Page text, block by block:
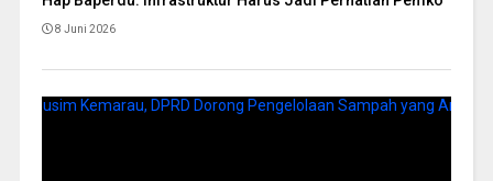
8 Juni 2026